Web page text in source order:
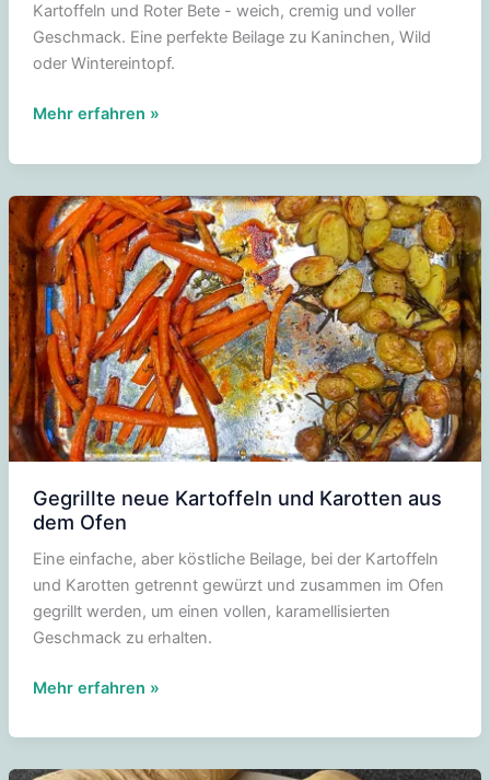
Kartoffeln und Roter Bete - weich, cremig und voller
Geschmack. Eine perfekte Beilage zu Kaninchen, Wild
oder Wintereintopf.
Rote-
Püree
Mehr erfahren »
Gegrillte neue Kartoffeln und Karotten aus
dem Ofen
Eine einfache, aber köstliche Beilage, bei der Kartoffeln
und Karotten getrennt gewürzt und zusammen im Ofen
gegrillt werden, um einen vollen, karamellisierten
Geschmack zu erhalten.
Gegrillte
Kartoffeln
und
Mehr erfahren »